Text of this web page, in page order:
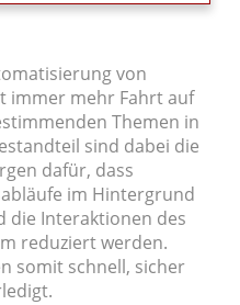
von
immer mehr Fahrt auf
Themen in
sind dabei die
dafür, dass
im Hintergrund
die Interaktionen des
reduziert werden.
somit schnell, sicher